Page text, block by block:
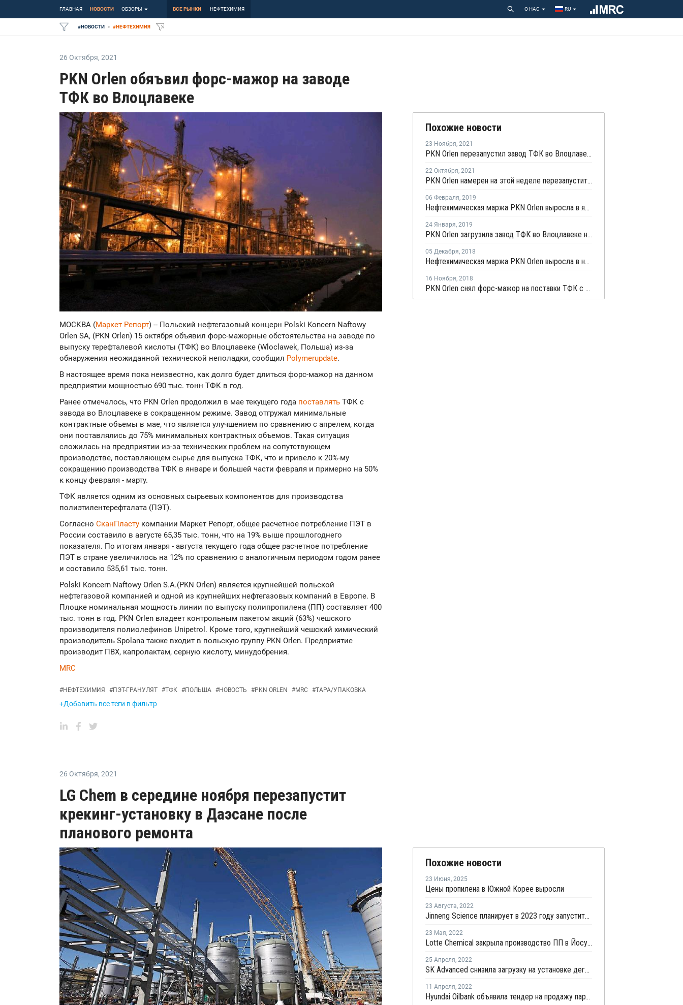
ГЛАВНАЯ НОВОСТИ ОБЗОРЫ ВСЕ РЫНКИ НЕФТЕХИМИЯ О НАС RU
#НОВОСТИ #НЕФТЕХИМИЯ
26 Октября, 2021
PKN Orlen обяъвил форс-мажор на заводе
ТФК во Влоцлавеке
МОСКВА (Маркет Репорт) -- Польский нефтегазовый концерн Polski Koncern Naftowy
Orlen SA, (PKN Orlen) 15 октября объявил форс-мажорные обстоятельства на заводе по
выпуску терефталевой кислоты (ТФК) во Влоцлавеке (Wloclawek, Польша) из-за
обнаружения неожиданной технической неполадки, сообщил Polymerupdate.
В настоящее время пока неизвестно, как долго будет длиться форс-мажор на данном
предприятии мощностью 690 тыс. тонн ТФК в год.
Ранее отмечалось, что PKN Orlen продолжил в мае текущего года поставлять ТФК с
завода во Влоцлавеке в сокращенном режиме. Завод отгружал минимальные
контрактные объемы в мае, что является улучшением по сравнению с апрелем, когда
они поставлялись до 75% минимальных контрактных объемов. Такая ситуация
сложилась на предприятии из-за технических проблем на сопутствующем
производстве, поставляющем сырье для выпуска ТФК, что и привело к 20%-му
сокращению производства ТФК в январе и большей части февраля и примерно на 50%
к концу февраля - марту.
ТФК является одним из основных сырьевых компонентов для производства
полиэтилентерефталата (ПЭТ).
Согласно СканПласту компании Маркет Репорт, общее расчетное потребление ПЭТ в
России составило в августе 65,35 тыс. тонн, что на 19% выше прошлогоднего
показателя. По итогам января - августа текущего года общее расчетное потребление
ПЭТ в стране увеличилось на 12% по сравнению с аналогичным периодом годом ранее
и составило 535,61 тыс. тонн.
Polski Koncern Naftowy Orlen S.A.(PKN Orlen) является крупнейшей польской
нефтегазовой компанией и одной из крупнейших нефтегазовых компаний в Европе. В
Плоцке номинальная мощность линии по выпуску полипропилена (ПП) составляет 400
тыс. тонн в год. PKN Orlen владеет контрольным пакетом акций (63%) чешского
производителя полиолефинов Unipetrol. Кроме того, крупнейший чешский химический
производитель Spolana также входит в польскую группу PKN Orlen. Предприятие
производит ПВХ, капролактам, серную кислоту, минудобрения.
MRC
#НЕФТЕХИМИЯ #ПЭТ-ГРАНУЛЯТ #ТФК #ПОЛЬША #НОВОСТЬ #PKN ORLEN #MRC #ТАРА/УПАКОВКА
+Добавить все теги в фильтр
Похожие новости
23 Ноября, 2021
PKN Orlen перезапустил завод ТФК во Влоцлавеке после планового ремонта
22 Октября, 2021
PKN Orlen намерен на этой неделе перезапустить завод ТФК во Влоцлавеке после планового ремонта
06 Февраля, 2019
Нефтехимическая маржа PKN Orlen выросла в январе
24 Января, 2019
PKN Orlen загрузила завод ТФК во Влоцлавеке на полную мощность
05 Декабря, 2018
Нефтехимическая маржа PKN Orlen выросла в ноябре
16 Ноября, 2018
PKN Orlen снял форс-мажор на поставки ТФК с завода во Влоцлавеке после перезапуска
26 Октября, 2021
LG Chem в середине ноября перезапустит
крекинг-установку в Даэсане после
планового ремонта
Похожие новости
23 Июня, 2025
Цены пропилена в Южной Корее выросли
23 Августа, 2022
Jinneng Science планирует в 2023 году запустить установку дегидрирования пропана и производство ПП в Китае
23 Мая, 2022
Lotte Chemical закрыла производство ПП в Йосу на профилактику
25 Апреля, 2022
SK Advanced снизила загрузку на установке дегидрирования пропана в Ульсане
11 Апреля, 2022
Hyundai Oilbank объявила тендер на продажу партий пропилена с отгрузкой в мае